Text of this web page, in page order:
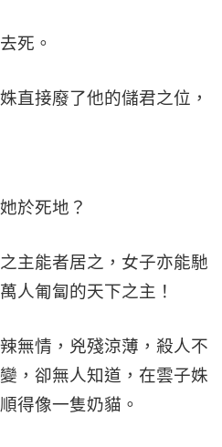
死。
直接廢了他的儲君之位，
於死地？
主能者居之，女子亦能馳
人匍匐的天下之主！
無情，兇殘涼薄，殺人不
，卻無人知道，在雲子姝
得像一隻奶貓。